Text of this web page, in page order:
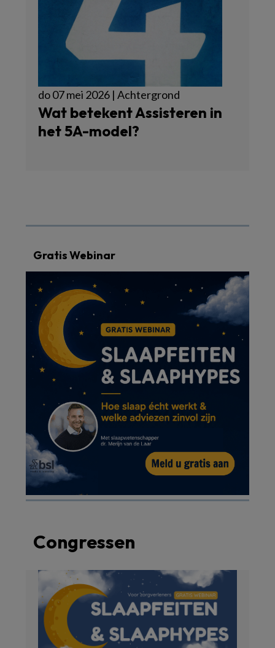
do 07 mei 2026 | Achtergrond
Wat betekent Assisteren in
het 5A-model?
Gratis Webinar
Congressen